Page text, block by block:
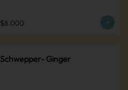
$8.000
Schwepper- Ginger